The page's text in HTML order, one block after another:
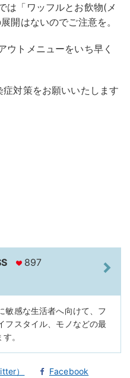
は「ワッフルとお飲物(メ
開はないのでご注意を。
ウトメニューをいち早く
対策をお願いいたします
897
敏感な生活者へ向けて、フ
フスタイル、モノなどの最
。
） Facebook